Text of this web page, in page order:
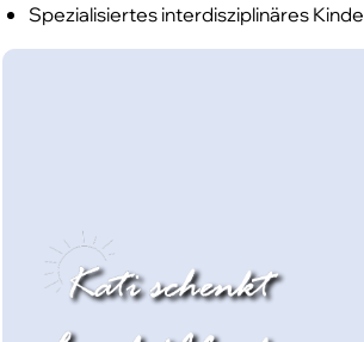
Spezialisiertes interdisziplinäres